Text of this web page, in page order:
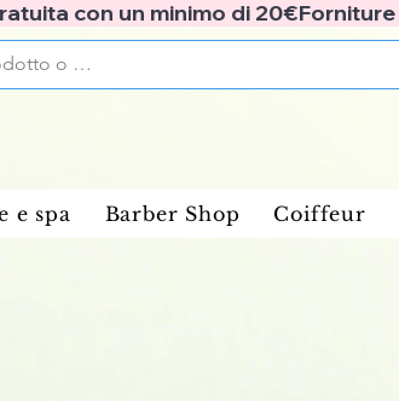
con un minimo di 20€
e spa Barber Shop Coiffeur